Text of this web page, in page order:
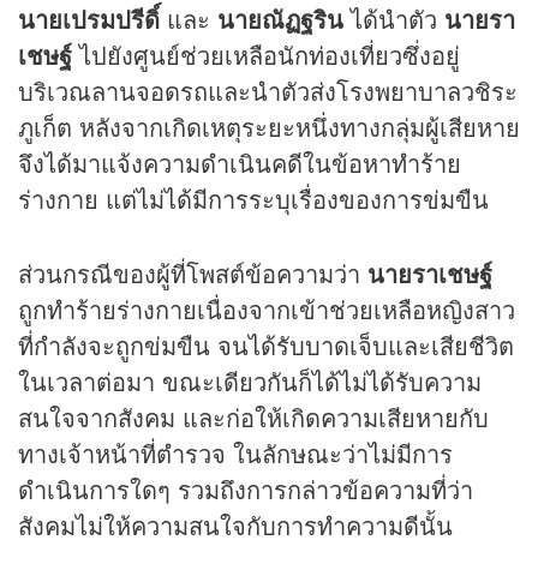
นายเปรมปรีดิ์ และ นายณัฏฐรินได้นำตัว นายรา
เชษฐ์ไปยังศูนย์ช่วยเหลือนักท่องเที่ยวซึ่งอยู่
บริเวณลานจอดรถและนำตัวส่งโรงพยาบาลวชิระ
ภูเก็ต หลังจากเกิดเหตุระยะหนึ่งทางกลุ่มผู้เสียหาย
จึงได้มาแจ้งความดำเนินคดีในข้อหาทำร้าย
ร่างกาย แต่ไม่ได้มีการระบุเรื่องของการข่มขืน
ส่วนกรณีของผู้ที่โพสต์ข้อความว่า นายราเชษฐ์
ถูกทำร้ายร่างกายเนื่องจากเข้าช่วยเหลือหญิงสาว
ที่กำลังจะถูกข่มขืน จนได้รับบาดเจ็บและเสียชีวิต
ในเวลาต่อมา ขณะเดียวกันก็ได้ไม่ได้รับความ
สนใจจากสังคม และก่อให้เกิดความเสียหายกับ
ทางเจ้าหน้าที่ตำรวจ ในลักษณะว่าไม่มีการ
ดำเนินการใดๆ รวมถึงการกล่าวข้อความที่ว่า
สังคมไม่ให้ความสนใจกับการทำความดีนั้น